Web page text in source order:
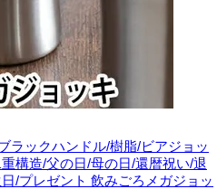
ラックハンドル/樹脂/ビアジョッ
構造/父の日/母の日/還暦祝い/退
/プレゼント 飲みごろメガジョッ